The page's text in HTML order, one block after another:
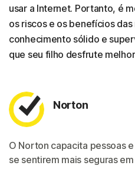
usar a Internet. Portanto, é
os riscos e os benefícios
conhecimento sólido e
que seu filho desfrute
Norton
O Norton capacita pessoas
se sentirem mais seguras